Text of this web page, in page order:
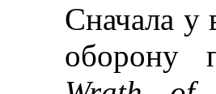
Сначала у
оборону